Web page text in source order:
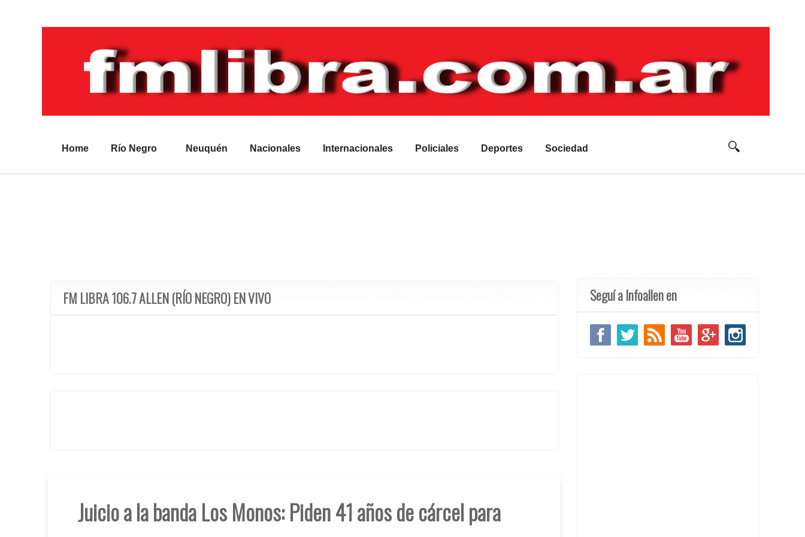
Home Río Negro Neuquén Nacionales Internacionales Policiales Deportes Sociedad
FM LIBRA 106.7 ALLEN (RÍO NEGRO) EN VIVO
Juicio a la banda Los Monos: Piden 41 años de cárcel para
Seguí a Infoallen en